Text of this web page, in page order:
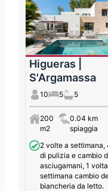
Higueras |
S'Argamassa
10 5 5
200
m2
0.04 km
spiaggia
2 volte a settimana,
di pulizia e cambio
asciugamani, 1
settimana cambio
biancheria da letto.